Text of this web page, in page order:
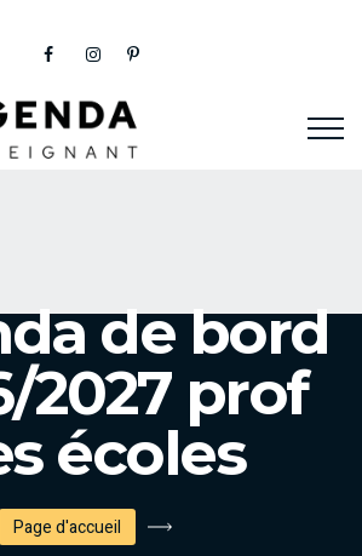
de bord
2027 prof
écoles
Page d'accueil